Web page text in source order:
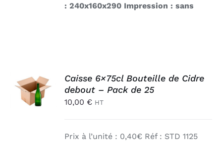
: 240x160x290 Impression : sans
AU
PANIER
/
Caisse 6×75cl Bouteille de Cidre
debout – Pack de 25
10,00 € HT
Prix à l’unité : 0,40€ Réf : STD 1125